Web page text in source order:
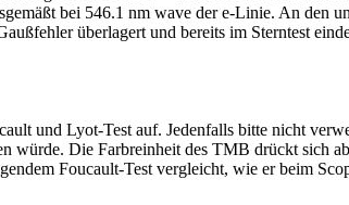
bei 546.1 nm wave der e-Linie. An den
überlagert und bereits im Sterntest
und Lyot-Test auf. Jedenfalls bitte nicht
würde. Die Farbreinheit des TMB drückt sich
Foucault-Test vergleicht, wie er beim